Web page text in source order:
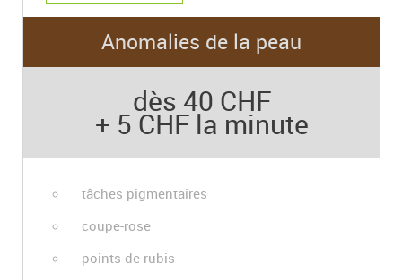
Anomalies de la peau
dès 40 CHF
+ 5 CHF la minute
tâches pigmentaires
coupe-rose
points de rubis